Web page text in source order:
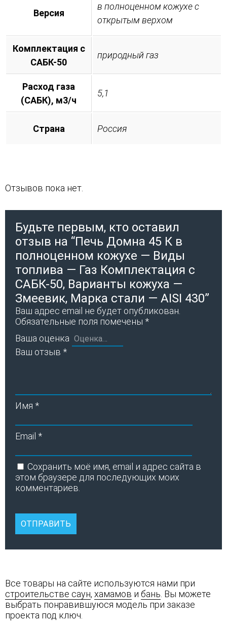
Версия
в полноценном кожухе с
открытым верхом
Комплектация с
САБК-50
природный газ
Расход газа
(САБК), м3/ч
5,1
Страна Россия
Отзывов пока нет.
Будьте первым, кто оставил
отзыв на “Печь Домна 45 К в
полноценном кожухе — Виды
топлива — Газ Комплектация с
САБК-50, Варианты кожуха —
Змеевик, Марка стали — AISI 430”
Ваш адрес email не будет опубликован.
Обязательные поля помечены *
Ваша оценка
Ваш отзыв *
Имя *
Email *
Сохранить моё имя, email и адрес сайта в
этом браузере для последующих моих
комментариев.
Все товары на сайте используются нами при
строительстве саун, хамамов и бань . Вы можете
выбрать понравившуюся модель при заказе
проекта под ключ.